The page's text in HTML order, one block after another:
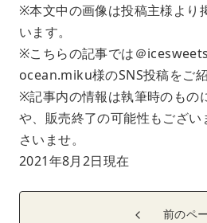
※本文中の画像は投稿主様より
います。
※こちらの記事では＠
ocean.miku様のSNS投稿をご紹
※記事内の情報は執筆時のもの
や、販売終了の可能性もござ
さいませ。
2021年8月2日現在
前のペ